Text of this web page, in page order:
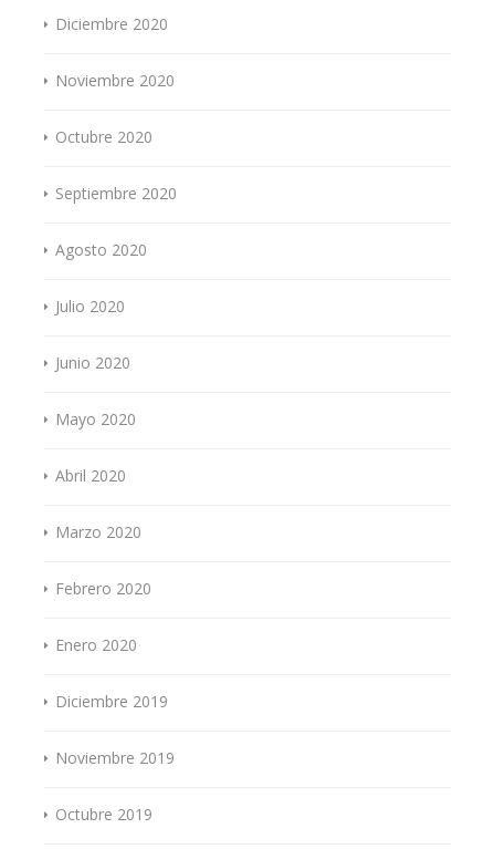
Diciembre 2020
Noviembre 2020
Octubre 2020
Septiembre 2020
Agosto 2020
Julio 2020
Junio 2020
Mayo 2020
Abril 2020
Marzo 2020
Febrero 2020
Enero 2020
Diciembre 2019
Noviembre 2019
Octubre 2019